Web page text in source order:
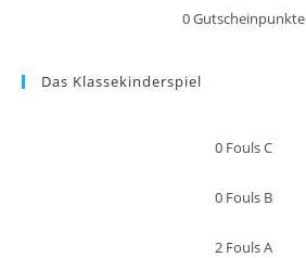
0Gutscheinpunkte
Das Klassekinderspiel
0 Fouls C
0 Fouls B
2 Fouls A